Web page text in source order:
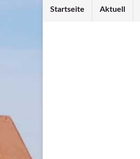
Startseite Aktuell